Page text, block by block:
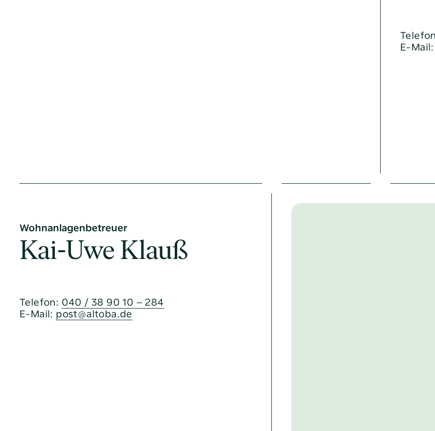
E-
Wohnanlagenbetreuer
Kai-Uwe Klauß
Telefon: 040 / 38 90 10 – 284
E-Mail: post@altoba.de